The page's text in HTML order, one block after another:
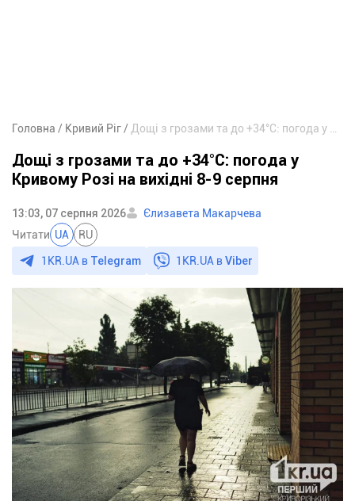
Головна Кривий Ріг
Дощі з грозами та до +34°С: погода у
Кривому Розі на вихідні 8-9 серпня
13:03, 07 серпня 2026
Єлизавета Макарчева
Читати UA RU
1KR.UA в Telegram 1KR.UA вViber